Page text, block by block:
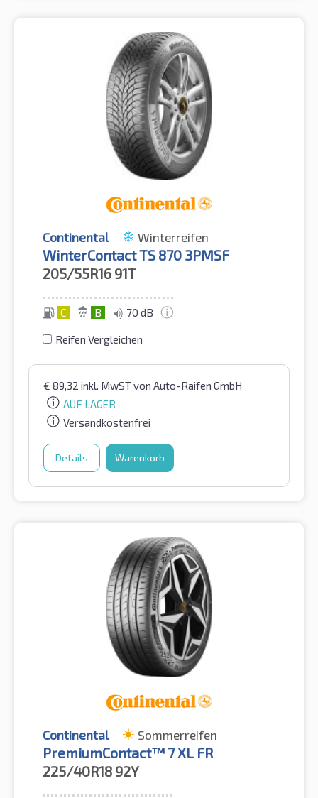
Continental Winterreifen
WinterContact TS 870 3PMSF
205/55R16 91T
C B 70 dB
Reifen Vergleichen
€ 89,32 inkl. MwSTvon Auto-Raifen GmbH
AUF LAGER
Versandkostenfrei
Details Warenkorb
Continental Sommerreifen
PremiumContact™ 7 XL FR
225/40R18 92Y